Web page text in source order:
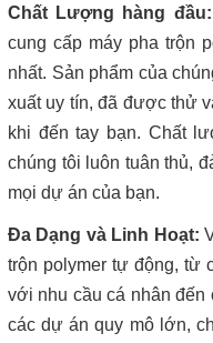
Chất Lượng hàng đầu:
cung cấp máy pha trộn
nhất. Sản phẩm của
xuất uy tín, đã được thử
khi đến tay bạn. Chất
chúng tôi luôn tuân thủ,
mọi dự án của bạn.
Đa Dạng và Linh Hoạt:
trộn polymer tự động, từ
với nhu cầu cá nhân đến
các dự án quy mô lớn,